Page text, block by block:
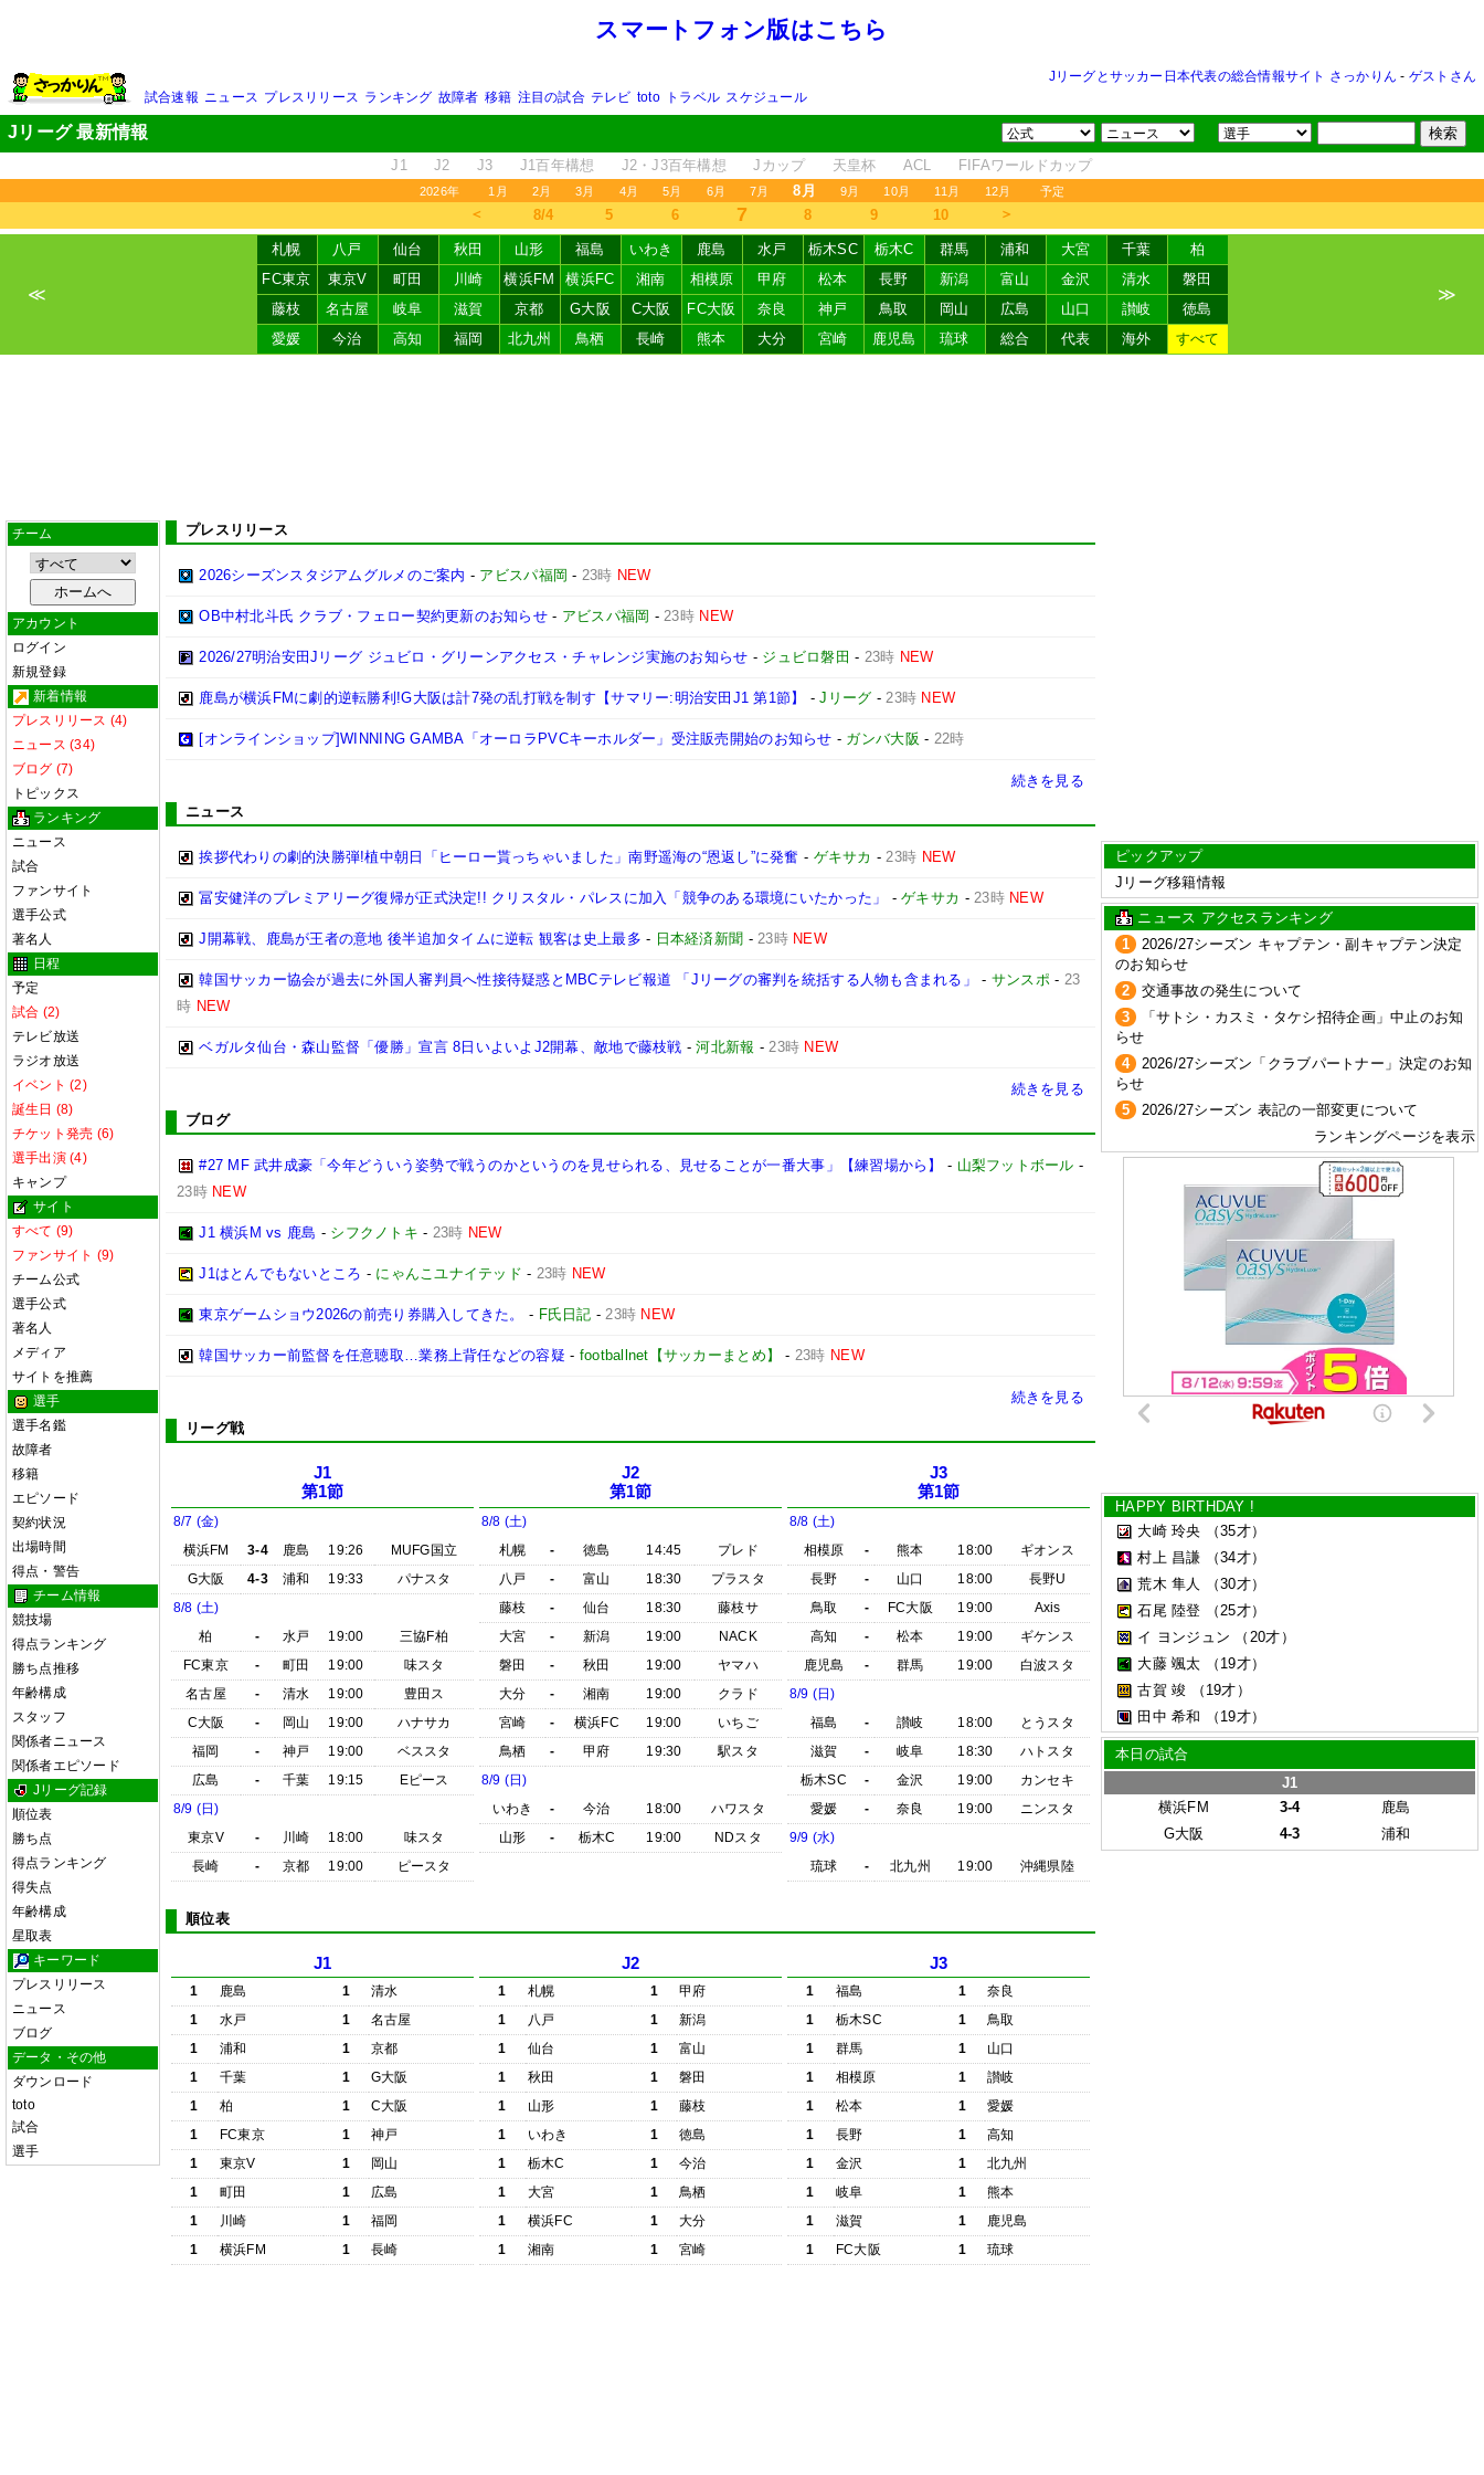
スマートフォン版はこちら
Jリーグとサッカー日本代表の総合情報サイト さっかりん - ゲストさん
試合速報 ニュース プレスリリース ランキング 故障者 移籍 注目の試合 テレビ toto トラベル スケジュール
Jリーグ 最新情報
J1 J2 J3 J1百年構想 J2・J3百年構想 Jカップ 天皇杯 ACL FIFAワールドカップ
2026年 1月 2月 3月 4月 5月 6月 7月 8月 9月 10月 11月 12月 予定
＜ 8/4 5 6 7 8 9 10 ＞
≪
札幌 八戸 仙台 秋田 山形 福島 いわき 鹿島 水戸 栃木SC 栃木C 群馬 浦和 大宮 千葉
柏
FC東京
東京V 町田 川崎 横浜FM 横浜FC 湘南 相模原 甲府 松本 長野 新潟 富山 金沢 清水
磐田
藤枝
名古屋 岐阜 滋賀 京都 G大阪 C大阪 FC大阪 奈良 神戸 鳥取 岡山 広島 山口 讃岐
徳島
愛媛
今治 高知 福岡 北九州 鳥栖 長崎 熊本 大分 宮崎 鹿児島 琉球 総合 代表 海外 すべて
≫
チーム
アカウント
ログイン
新規登録
新着情報
プレスリリース (4)
ニュース (34)
ブログ (7)
トピックス
ランキング
ニュース
試合
ファンサイト
選手公式
著名人
日程
予定
試合 (2)
テレビ放送
ラジオ放送
イベント (2)
誕生日 (8)
チケット発売 (6)
選手出演 (4)
キャンプ
サイト
すべて (9)
ファンサイト (9)
チーム公式
選手公式
著名人
メディア
サイトを推薦
選手
選手名鑑
故障者
移籍
エピソード
契約状況
出場時間
得点・警告
チーム情報
競技場
得点ランキング
勝ち点推移
年齢構成
スタッフ
関係者ニュース
関係者エピソード
Jリーグ記録
順位表
勝ち点
得点ランキング
得失点
年齢構成
星取表
キーワード
プレスリリース
ニュース
ブログ
データ・その他
ダウンロード
toto
試合
選手
プレスリリース
2026シーズンスタジアムグルメのご案内 - アビスパ福岡 - 23時 NEW
OB中村北斗氏 クラブ・フェロー契約更新のお知らせ- アビスパ福岡 -23時 NEW
2026/27明治安田Jリーグ ジュビロ・グリーンアクセス・チャレンジ実施のお知らせ - ジュビロ磐田 - 23時 NEW
鹿島が横浜FMに劇的逆転勝利!G大阪は計7発の乱打戦を制す【サマリー:明治安田J1 第1節】 -Jリーグ -23時 NEW
[オンラインショップ]WINNING GAMBA「オーロラPVCキーホルダー」受注販売開始のお知らせ - ガンバ大阪 - 22時
続きを見る
ニュース
挨拶代わりの劇的決勝弾!植中朝日「ヒーロー貰っちゃいました」南野遥海の“恩返し”に発奮 - ゲキサカ -23時 NEW
冨安健洋のプレミアリーグ復帰が正式決定!! クリスタル・パレスに加入「競争のある環境にいたかった」 -ゲキサカ -23時 NEW
J開幕戦、鹿島が王者の意地 後半追加タイムに逆転 観客は史上最多 - 日本経済新聞 -23時 NEW
韓国サッカー協会が過去に外国人審判員へ性接待疑惑とMBCテレビ報道 「Jリーグの審判を統括する人物も含まれる」 - サンスポ- 23
時 NEW
ベガルタ仙台・森山監督「優勝」宣言 8日いよいよJ2開幕、敵地で藤枝戦 -河北新報 -23時 NEW
続きを見る
ブログ
#27 MF 武井成豪「今年どういう姿勢で戦うのかというのを見せられる、見せることが一番大事」【練習場から】 - 山梨フットボール -
23時 NEW
J1 横浜M vs 鹿島 - シフクノトキ - 23時 NEW
J1はとんでもないところ - にゃんこユナイテッド - 23時 NEW
東京ゲームショウ2026の前売り券購入してきた。 - F氏日記 -23時 NEW
韓国サッカー前監督を任意聴取…業務上背任などの容疑 - footballnet【サッカーまとめ】 - 23時 NEW
続きを見る
リーグ戦
J1
第1節
8/7 (金)
横浜FM
3-4 鹿島 19:26
MUFG国立
G大阪
4-3 浦和 19:33
パナスタ
8/8 (土)
柏
- 水戸 19:00
三協F柏
FC東京
- 町田 19:00
味スタ
名古屋
- 清水 19:00
豊田ス
C大阪
- 岡山 19:00
ハナサカ
福岡
- 神戸 19:00
ベススタ
広島
- 千葉 19:15
Eピース
8/9 (日)
東京V
- 川崎 18:00
味スタ
長崎
- 京都 19:00 ピースタ
J2
第1節
8/8 (土)
札幌
- 徳島 14:45
プレド
八戸
- 富山 18:30
プラスタ
藤枝
- 仙台 18:30
藤枝サ
大宮
- 新潟 19:00
NACK
磐田
- 秋田 19:00
ヤマハ
大分
- 湘南 19:00
クラド
宮崎
- 横浜FC 19:00
いちご
鳥栖
- 甲府 19:30
駅スタ
8/9 (日)
いわき
- 今治 18:00
ハワスタ
山形
- 栃木C 19:00 NDスタ
J3
第1節
8/8 (土)
相模原
- 熊本 18:00
ギオンス
長野
- 山口 18:00
長野U
鳥取
- FC大阪 19:00
Axis
高知
- 松本 19:00
ギケンス
鹿児島
- 群馬 19:00
白波スタ
8/9 (日)
福島
- 讃岐 18:00
とうスタ
滋賀
- 岐阜 18:30
ハトスタ
栃木SC
- 金沢 19:00
カンセキ
愛媛
- 奈良 19:00
ニンスタ
9/9 (水)
琉球
- 北九州 19:00 沖縄県陸
順位表
J1
1 鹿島 1
清水
1
水戸 1
名古屋
1
浦和 1
京都
1
千葉 1
G大阪
1
柏 1
C大阪
1
FC東京 1
神戸
1
東京V 1
岡山
1
町田 1
広島
1
川崎 1
福岡
1
横浜FM 1 長崎
J2
1 札幌 1
甲府
1
八戸 1
新潟
1
仙台 1
富山
1
秋田 1
磐田
1
山形 1
藤枝
1
いわき 1
徳島
1
栃木C 1
今治
1
大宮 1
鳥栖
1
横浜FC 1
大分
1
湘南 1 宮崎
J3
1 福島 1
奈良
1
栃木SC 1
鳥取
1
群馬 1
山口
1
相模原 1
讃岐
1
松本 1
愛媛
1
長野 1
高知
1
金沢 1
北九州
1
岐阜 1
熊本
1
滋賀 1
鹿児島
1
FC大阪 1 琉球
ピックアップ
Jリーグ移籍情報
ニュース アクセスランキング
1
2026/27シーズン キャプテン・副キャプテン決定
のお知らせ
2
交通事故の発生について
3
「サトシ・カスミ・タケシ招待企画」中止のお知
らせ
4
2026/27シーズン「クラブパートナー」決定のお知
らせ
5
2026/27シーズン 表記の一部変更について
ランキングページを表示
HAPPY BIRTHDAY !
大崎 玲央
（35才）
村上 昌謙
（34才）
荒木 隼人
（30才）
石尾 陸登
（25才）
イ ヨンジュン
（20才）
大藤 颯太
（19才）
古賀 竣
（19才）
田中 希和
（19才）
本日の試合
J1
横浜FM
3-4
鹿島
G大阪
4-3 浦和